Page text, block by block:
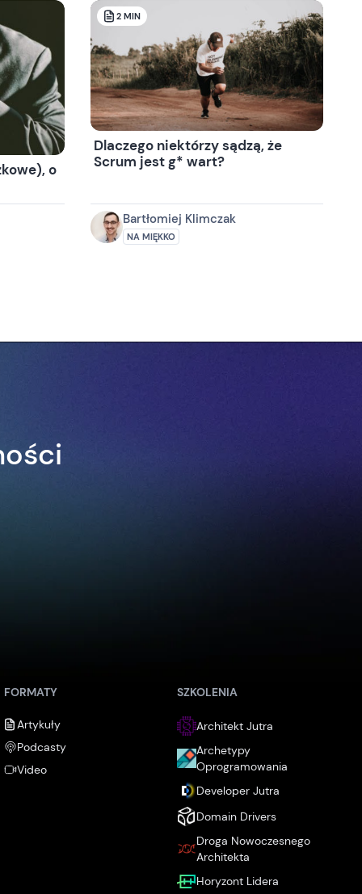
o
2 MIN
Dlaczego niektórzy sądzą, że
Scrum jest g* wart?
Bartłomiej Klimczak
NA MIĘKKO
FORMATY
Artykuły
Podcasty
Video
SZKOLENIA
Architekt Jutra
Archetypy
Oprogramowania
Developer Jutra
Domain Drivers
Droga Nowoczesnego
Architekta
Horyzont Lidera